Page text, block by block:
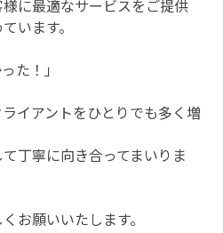
に最適なサービスをご提供
います。
た！」
イアントをひとりでも多く増
丁寧に向き合ってまいりま
お願いいたします。